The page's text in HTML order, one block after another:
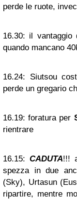
perde le ruote,
16.30: il vantaggio
quando mancano
16.24: Siutsou
perde un gregario
16.19: foratura per
rientrare
16.15: CADUTA!!!
spezza in due
(Sky), Urtasun
ripartire, mentre